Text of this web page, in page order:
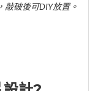
敲破後可DIY放置。